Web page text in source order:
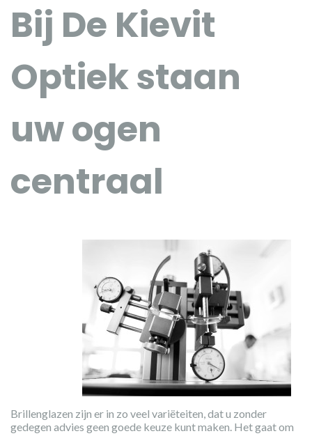
Bij De Kievit
Optiek staan
uw ogen
centraal
Brillenglazen zijn er in zo veel variëteiten, dat u zonder
gedegen advies geen goede keuze kunt maken. Het gaat om